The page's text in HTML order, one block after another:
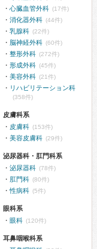
心臓血管外科 (17件)
消化器外科 (44件)
乳腺科 (22件)
脳神経外科 (60件)
整形外科 (272件)
形成外科 (45件)
美容外科 (21件)
リハビリテーション科
(358件)
皮膚科系
皮膚科 (153件)
美容皮膚科 (29件)
泌尿器科・肛門科系
泌尿器科 (78件)
肛門科 (80件)
性病科 (5件)
眼科系
眼科 (120件)
耳鼻咽喉科系